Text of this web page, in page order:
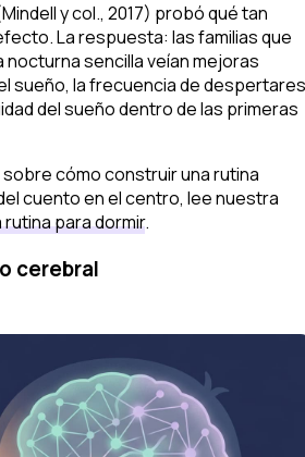
y col., 2017) probó qué tan
La respuesta: las familias que
sencilla veían mejoras
sueño, la frecuencia de despertares
del sueño dentro de las primeras
sobre cómo construir una rutina
cuento en el centro, lee nuestra
para dormir.
cerebral